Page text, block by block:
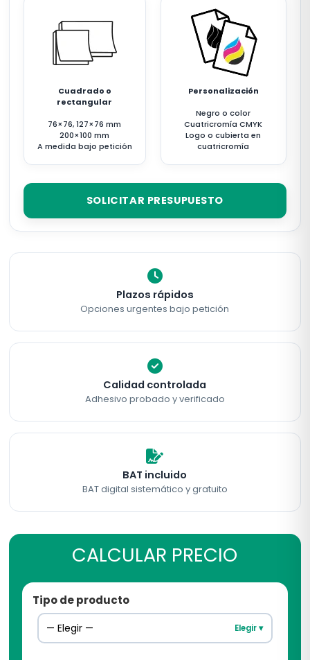
Cuadrado o
rectangular
76×76, 127×76 mm
200×100 mm
A medida bajo petición
Personalización
Negro o color
Cuatricromía CMYK
Logo o cubierta en
cuatricromía
SOLICITAR PRESUPUESTO
Plazos rápidos
Opciones urgentes bajo petición
Calidad controlada
Adhesivo probado y verificado
BAT incluido
BAT digital sistemático y gratuito
CALCULAR PRECIO
Tipo de producto
— Elegir — Elegir ▾